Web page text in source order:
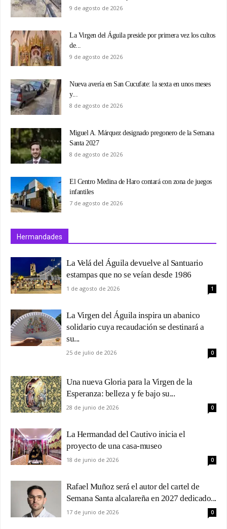
9 de agosto de 2026
La Virgen del Águila preside por primera vez los cultos
de...
9 de agosto de 2026
Nueva avería en San Cucufate: la sexta en unos meses
y...
8 de agosto de 2026
Miguel A. Márquez designado pregonero de la Semana
Santa 2027
8 de agosto de 2026
El Centro Medina de Haro contará con zona de juegos
infantiles
7 de agosto de 2026
Hermandades
La Velá del Águila devuelve al Santuario
estampas que no se veían desde 1986
1 de agosto de 2026 1
La Virgen del Águila inspira un abanico
solidario cuya recaudación se destinará a
su...
25 de julio de 2026 0
Una nueva Gloria para la Virgen de la
Esperanza: belleza y fe bajo su...
28 de junio de 2026 0
La Hermandad del Cautivo inicia el
proyecto de una casa-museo
18 de junio de 2026 0
Rafael Muñoz será el autor del cartel de
Semana Santa alcalareña en 2027 dedicado...
17 de junio de 2026 0